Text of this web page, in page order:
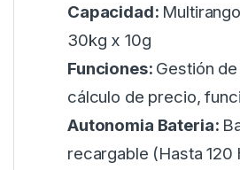
Capacidad:
30kg x 10g
Funciones: Gestión
cálculo de precio,
Autonomia Bateria:
recargable (Hasta 120